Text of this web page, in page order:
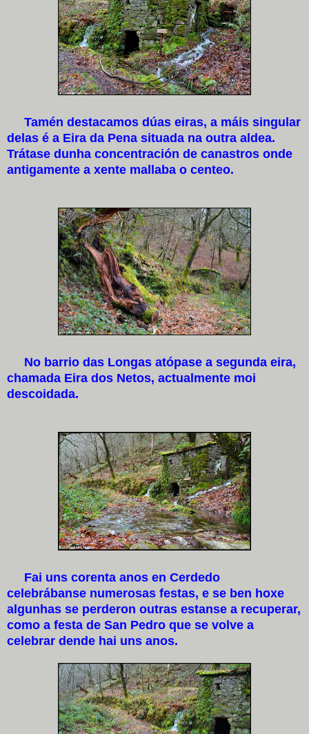
Tamén destacamos dúas eiras, a máis singular
delas é a Eira da Pena situada na outra aldea.
Trátase dunha concentración de canastros onde
antigamente a xente mallaba o centeo.
No barrio das Longas atópase a segunda eira,
chamada Eira dos Netos, actualmente moi
descoidada.
Fai uns corenta anos en Cerdedo
celebrábanse numerosas festas, e se ben hoxe
algunhas se perderon outras estanse a recuperar,
como a festa de San Pedro que se volve a
celebrar dende hai uns anos.